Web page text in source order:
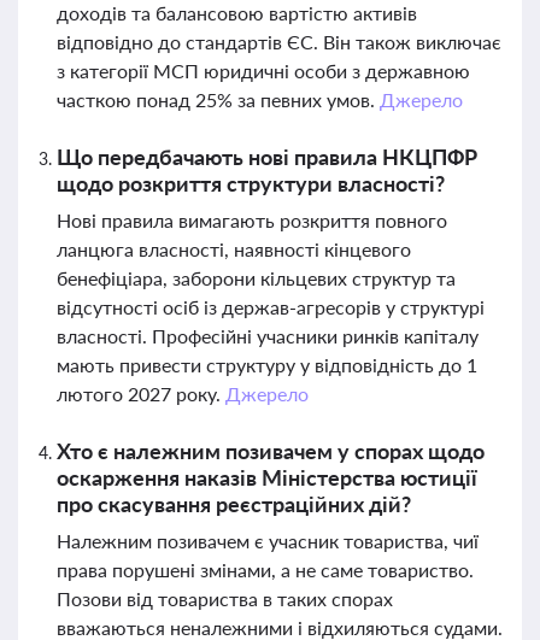
доходів та балансовою вартістю активів
відповідно до стандартів ЄС. Він також виключає
з категорії МСП юридичні особи з державною
часткою понад 25% за певних умов. Джерело
Що передбачають нові правила НКЦПФР
щодо розкриття структури власності?
Нові правила вимагають розкриття повного
ланцюга власності, наявності кінцевого
бенефіціара, заборони кільцевих структур та
відсутності осіб із держав-агресорів у структурі
власності. Професійні учасники ринків капіталу
мають привести структуру у відповідність до 1
лютого 2027 року. Джерело
Хто є належним позивачем у спорах щодо
оскарження наказів Міністерства юстиції
про скасування реєстраційних дій?
Належним позивачем є учасник товариства, чиї
права порушені змінами, а не саме товариство.
Позови від товариства в таких спорах
вважаються неналежними і відхиляються судами.